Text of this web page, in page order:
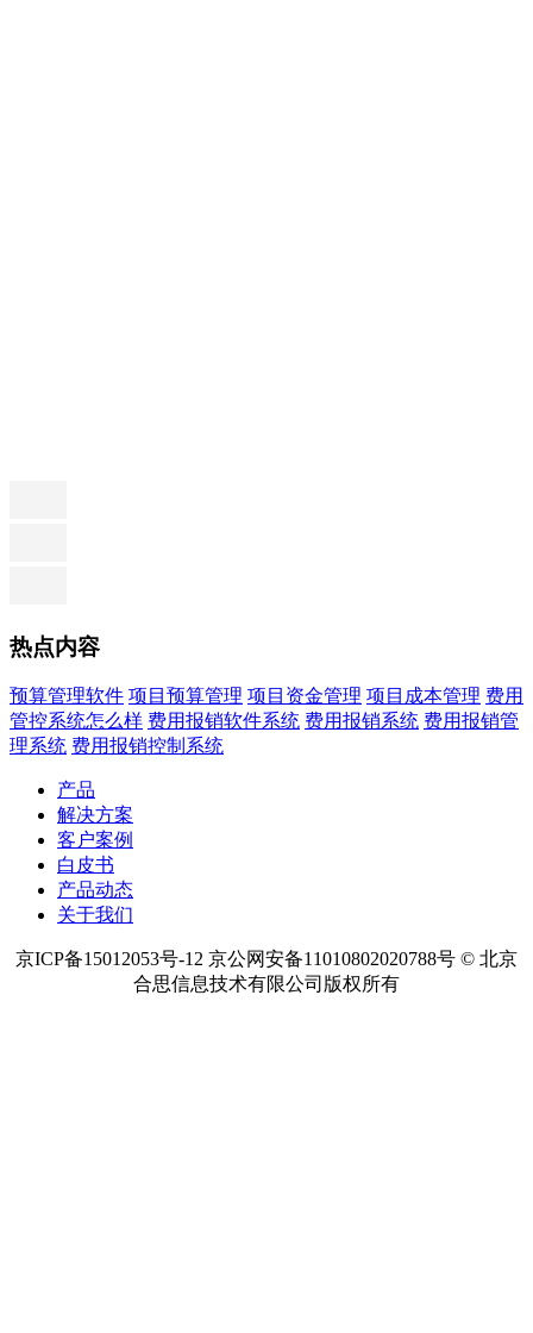
热点内容
预算管理软件 项目预算管理 项目资金管理 项目成本管理 费用
管控系统怎么样 费用报销软件系统 费用报销系统 费用报销管
理系统 费用报销控制系统
产品
解决方案
客户案例
白皮书
产品动态
关于我们
京ICP备15012053号-12 京公网安备11010802020788号 © 北京
合思信息技术有限公司版权所有